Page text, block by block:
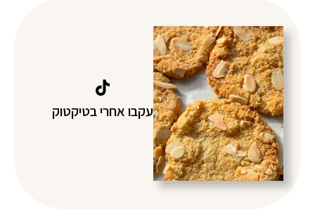
עקבו אחרי בטיקטוק